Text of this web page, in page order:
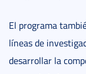
El programa
líneas de
desarrollar la